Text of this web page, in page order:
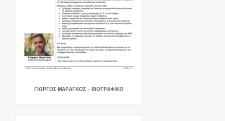
ΓΙΏΡΓΟΣ ΜΑΡΑΓΚΌΣ – ΒΙΟΓΡΑΦΙΚΌ